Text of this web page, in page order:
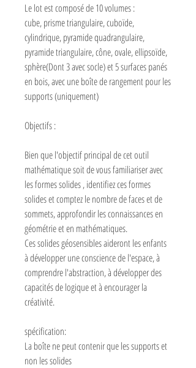
Le lot est composé de 10 volumes :
cube, prisme triangulaire, cuboïde,
cylindrique, pyramide quadrangulaire,
pyramide triangulaire, cône, ovale, ellipsoïde,
sphère(Dont 3 avec socle) et 5 surfaces panés
en bois, avec une boîte de rangement pour les
supports (uniquement)
Objectifs :
Bien que l'objectif principal de cet outil
mathématique soit de vous familiariser avec
les formes solides , identifiez ces formes
solides et comptez le nombre de faces et de
sommets, approfondir les connaissances en
géométrie et en mathématiques.
Ces solides géosensibles aideront les enfants
à développer une conscience de l'espace, à
comprendre l'abstraction, à développer des
capacités de logique et à encourager la
créativité.
spécification:
La boîte ne peut contenir que les supports et
non les solides